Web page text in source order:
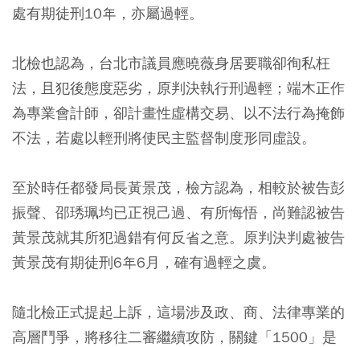
處有期徒刑10年，亦屬過輕。
北檢也認為，台北市議員應曉薇身居要職卻徇私枉
法，且犯後態度惡劣，原判決執行刑過輕；端木正作
為專業會計師，卻計畫性虛構交易、以不法行為掩飾
不法，若處以輕刑將使民主監督制度形同虛設。
至於時任都發局長黃景茂，檢方認為，相較於被告彭
振聲、邵琇珮均已正視己過、有所悔悟，尚難認被告
黃景茂就其所犯過錯有何反省之意。原判決判處被告
黃景茂有期徒刑6年6月，確有過輕之虞。
隨北檢正式提起上訴，這場涉及政、商、法律專業的
高層鬥爭，將移往二審繼續攻防，關鍵「1500」是